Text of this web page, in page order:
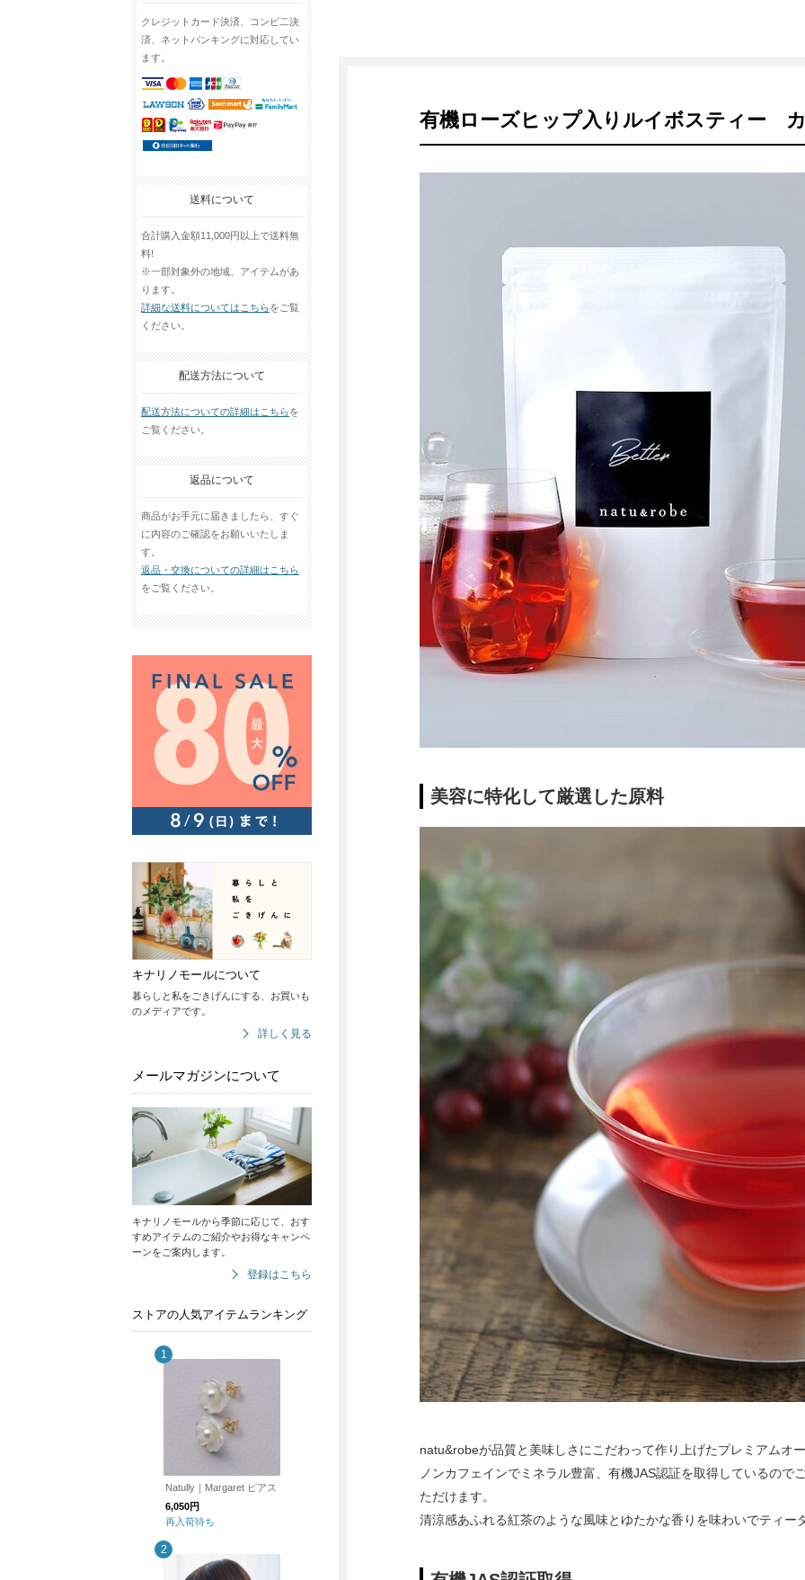
クレジットカード決済、コンビ二決
済、ネットバンキングに対応してい
ます。
送料について
合計購入金額11,000円以上で送料無
料!
※一部対象外の地域、アイテムがあ
ります。
詳細な送料についてはこちらをご覧
ください。
配送方法について
配送方法についての詳細はこちらを
ご覧ください。
返品について
商品がお手元に届きましたら、すぐ
に内容のご確認をお願いいたしま
す。
返品・交換についての詳細はこちら
をご覧ください。
キナリノモールについて
暮らしと私をごきげんにする、お買いも
のメディアです。
詳しく見る
メールマガジンについて
キナリノモールから季節に応じて、おす
すめアイテムのご紹介やお得なキャンペ
ーンをご案内します。
登録はこちら
ストアの人気アイテムランキング
Natully｜Margaret ピアス
6,050円
再入荷待ち
有機ローズヒップ入りルイボスティー
美容に特化して厳選した原料
natu&robeが品質と美味しさにこだわって作り上げたプレミアムオ
ノンカフェインでミネラル豊富、有機JAS認証を取得しているので
ただけます。
清涼感あふれる紅茶のような風味とゆたかな香りを味わいでティー